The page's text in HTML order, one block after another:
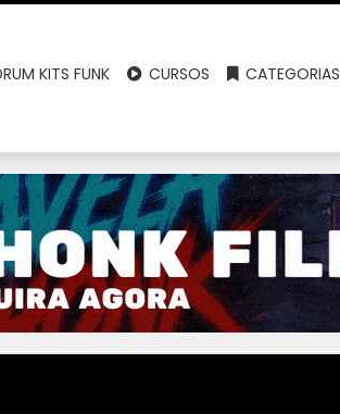
KITS FUNK CURSOS CATEGORIAS